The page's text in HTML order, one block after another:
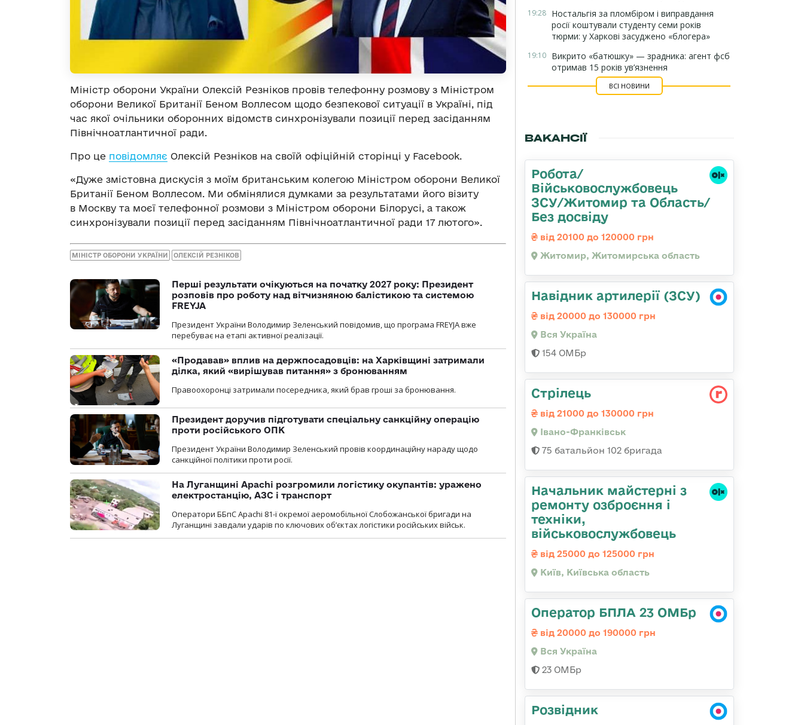
Міністр оборони України Олексій Резніков провів телефонну розмову з Міністром
оборони Великої Британії Беном Воллесом щодо безпекової ситуації в Україні, під
час якої очільники оборонних відомств синхронізували позиції перед засіданням
Північноатлантичної ради.
Про це повідомляє Олексій Резніков на своїй офіційній сторінці у Facebook.
«Дуже змістовна дискусія з моїм британським колегою Міністром оборони Великої
Британії Беном Воллесом. Ми обмінялися думками за результатами його візиту
в Москву та моєї телефонної розмови з Міністром оборони Білорусі, а також
синхронізували позиції перед засіданням Північноатлантичної ради 17 лютого».
МІНІСТР ОБОРОНИ УКРАЇНИ ОЛЕКСІЙ РЕЗНІКОВ
Перші результати очікуються на початку 2027 року: Президент
розповів про роботу над вітчизняною балістикою та системою
FREYJA
Президент України Володимир Зеленський повідомив, що програма FREYJA вже
перебуває на етапі активної реалізації.
«Продавав» вплив на держпосадовців: на Харківщині затримали
ділка, який «вирішував питання» з бронюванням
Правоохоронці затримали посередника, який брав гроші за бронювання.
Президент доручив підготувати спеціальну санкційну операцію
проти російського ОПК
Президент України Володимир Зеленський провів координаційну нараду щодо
санкційної політики проти росії.
На Луганщині Apachi розгромили логістику окупантів: уражено
електростанцію, АЗС і транспорт
Оператори ББпС Apachi 81-ї окремої аеромобільної Слобожанської бригади на
Луганщині завдали ударів по ключових об’єктах логістики російських військ.
19:28 Ностальгія за пломбіром і виправдання
росії коштували студенту семи років
тюрми: у Харкові засуджено «блогера»
19:10 Викрито «батюшку» — зрадника: агент фсб
отримав 15 років ув’язнення
ВСІ НОВИНИ
ВАКАНСІЇ
Робота/
Військовослужбовець
ЗСУ/Житомир та Область/
Без досвіду
від 20100 до 120000 грн
Житомир, Житомирська область
Навідник артилерії (ЗСУ)
від 20000 до 130000 грн
Вся Україна
154 ОМБр
Стрілець
від 21000 до 130000 грн
Івано-Франківськ
75 батальйон 102 бригада
Начальник майстеpні з
ремонту озбpоєння і
техніки,
військовослужбовець
від 25000 до 125000 грн
Київ, Київська область
Оператор БПЛА 23 ОМБр
від 20000 до 190000 грн
Вся Україна
23 ОМБр
Розвідник